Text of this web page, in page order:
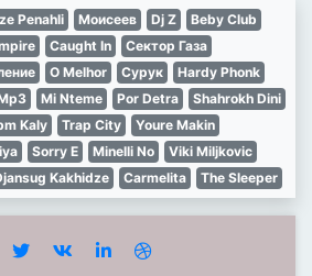
Penahli Моисеев Dj Z
Beby Club
Caught In
Сектор Газа
O Melhor Сурук
Hardy Phonk
Mi Nteme Por Detra
Shahrokh Dini
Kaly Trap City
Youre Makin
Sorry E Minelli No
Viki Miljkovic
Kakhidze Carmelita The Sleeper